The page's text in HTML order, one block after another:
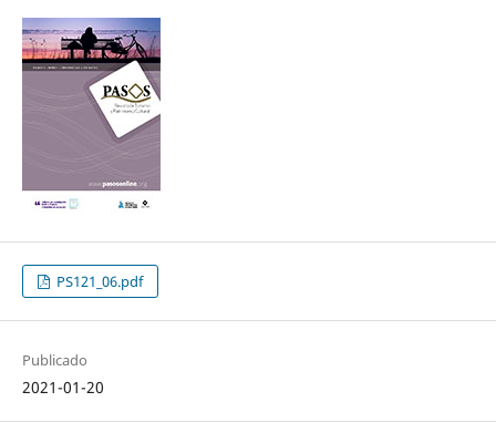
PS121_06.pdf
Publicado
2021-01-20